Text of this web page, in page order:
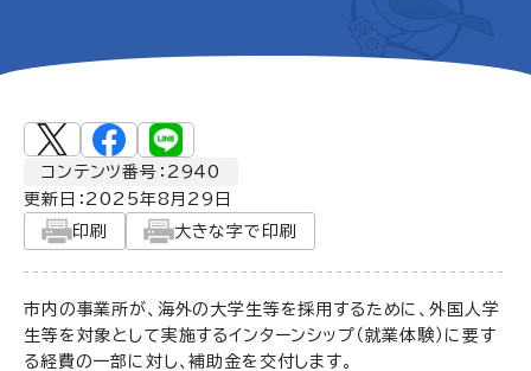
コンテンツ番号：2940
更新日： 2025年8月29日
印刷
大きな字で印刷
市内の事業所が、海外の大学生等を採用するために、外国人学
生等を対象として実施するインターンシップ（就業体験）に要す
る経費の一部に対し、補助金を交付します。